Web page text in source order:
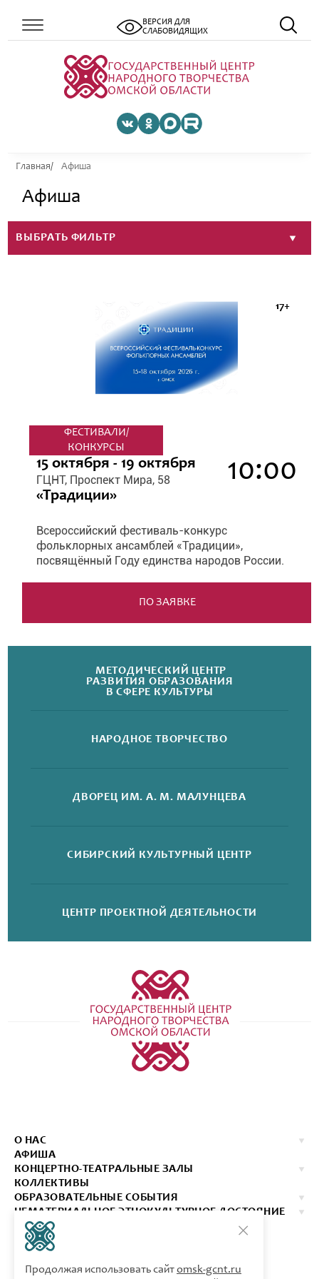
ВЕРСИЯ ДЛЯ
СЛАБОВИДЯЩИХ
Главная Афиша
Афиша
ФЕСТИВАЛИ/
КОНКУРСЫ
15 октября - 19 октября
ГЦНТ, Проспект Мира, 58 10:00
«Традиции»
Всероссийский фестиваль-конкурс
фольклорных ансамблей «Традиции»,
посвящённый Году единства народов России.
ПО ЗАЯВКЕ
МЕТОДИЧЕСКИЙ ЦЕНТР
РАЗВИТИЯ ОБРАЗОВАНИЯ
В СФЕРЕ КУЛЬТУРЫ
НАРОДНОЕ ТВОРЧЕСТВО
ДВОРЕЦ ИМ. А. М. МАЛУНЦЕВА
СИБИРСКИЙ КУЛЬТУРНЫЙ ЦЕНТР
ЦЕНТР ПРОЕКТНОЙ ДЕЯТЕЛЬНОСТИ
О НАС
АФИША
КОНЦЕРТНО-ТЕАТРАЛЬНЫЕ ЗАЛЫ
КОЛЛЕКТИВЫ
ОБРАЗОВАТЕЛЬНЫЕ СОБЫТИЯ
НЕМАТЕРИАЛЬНОЕ ЭТНОКУЛЬТУРНОЕ ДОСТОЯНИЕ
ИЗДАНИЯ
КОНТАКТЫ
КУПИТЬ БИЛЕТ
Продолжая использовать сайтomsk-gcnt.ru